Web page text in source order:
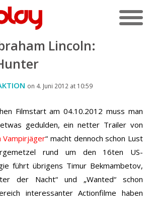
Lincoln:
on 4. Juni 2012 at 10:59
Filmstart am 04.10.2012 muss man
gedulden, ein netter Trailer von
Vampirjäger“ macht dennoch schon Lust
rund um den 16ten US-
führt übrigens Timur Bekmambetov,
der Nacht“ und „Wanted“ schon
interessanter Actionfilme haben